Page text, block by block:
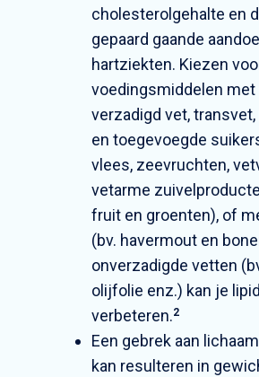
cholesterolgehalte en
gepaard gaande
hartziekten. Kiezen
voedingsmiddelen met
verzadigd vet,
en toegevoegde
vlees, zeevruchten,
vetarme
fruit en groenten), of
(bv. havermout en
onverzadigde vetten
olijfolie enz.) kan je
verbeteren.2
Een gebrek aan
kan resulteren in